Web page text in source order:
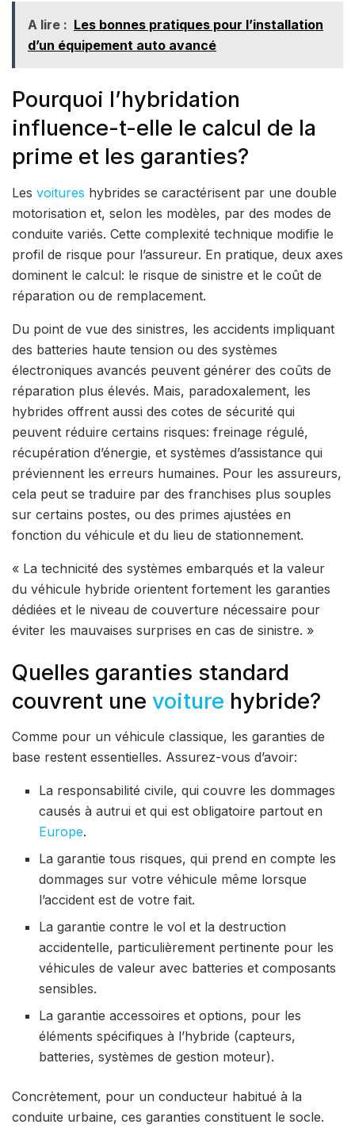
A lire : Les bonnes pratiques pour l’installation
d’un équipement auto avancé
Pourquoi l’hybridation
influence-t-elle le calcul de la
prime et les garanties?
Les voitures hybrides se caractérisent par une double
motorisation et, selon les modèles, par des modes de
conduite variés. Cette complexité technique modifie le
profil de risque pour l’assureur. En pratique, deux axes
dominent le calcul: le risque de sinistre et le coût de
réparation ou de remplacement.
Du point de vue des sinistres, les accidents impliquant
des batteries haute tension ou des systèmes
électroniques avancés peuvent générer des coûts de
réparation plus élevés. Mais, paradoxalement, les
hybrides offrent aussi des cotes de sécurité qui
peuvent réduire certains risques: freinage régulé,
récupération d’énergie, et systèmes d’assistance qui
préviennent les erreurs humaines. Pour les assureurs,
cela peut se traduire par des franchises plus souples
sur certains postes, ou des primes ajustées en
fonction du véhicule et du lieu de stationnement.
« La technicité des systèmes embarqués et la valeur
du véhicule hybride orientent fortement les garanties
dédiées et le niveau de couverture nécessaire pour
éviter les mauvaises surprises en cas de sinistre. »
Quelles garanties standard
couvrent une voiture hybride?
Comme pour un véhicule classique, les garanties de
base restent essentielles. Assurez-vous d’avoir:
La responsabilité civile, qui couvre les dommages
causés à autrui et qui est obligatoire partout en
Europe.
La garantie tous risques, qui prend en compte les
dommages sur votre véhicule même lorsque
l’accident est de votre fait.
La garantie contre le vol et la destruction
accidentelle, particulièrement pertinente pour les
véhicules de valeur avec batteries et composants
sensibles.
La garantie accessoires et options, pour les
éléments spécifiques à l’hybride (capteurs,
batteries, systèmes de gestion moteur).
Concrètement, pour un conducteur habitué à la
conduite urbaine, ces garanties constituent le socle.